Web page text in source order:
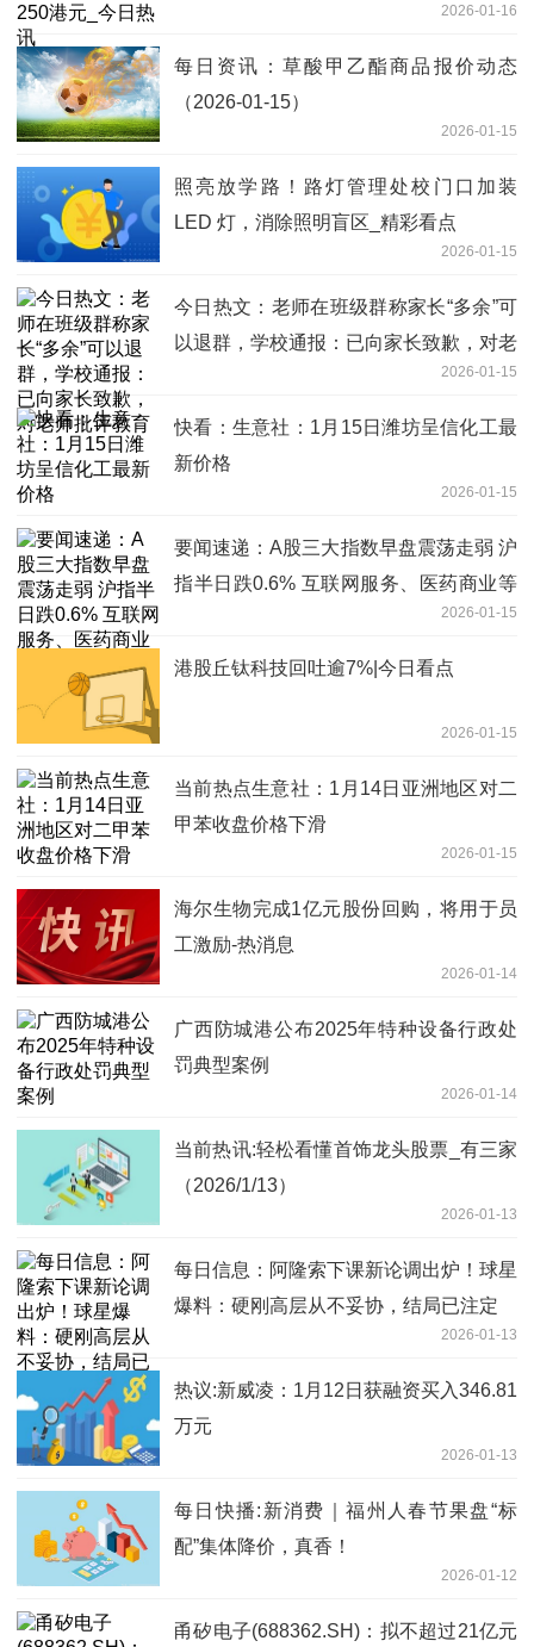
2026-01-16
每日资讯：草酸甲乙酯商品报价动态
（2026-01-15）
2026-01-15
照亮放学路！路灯管理处校门口加装
LED 灯，消除照明盲区_精彩看点
2026-01-15
今日热文：老师在班级群称家长“多余”可
以退群，学校通报：已向家长致歉，对老
2026-01-15
快看：生意社：1月15日潍坊呈信化工最
新价格
2026-01-15
要闻速递：A股三大指数早盘震荡走弱 沪
指半日跌0.6% 互联网服务、医药商业等
2026-01-15
港股丘钛科技回吐逾7%|今日看点
2026-01-15
当前热点生意社：1月14日亚洲地区对二
甲苯收盘价格下滑
2026-01-15
海尔生物完成1亿元股份回购，将用于员
工激励-热消息
2026-01-14
广西防城港公布2025年特种设备行政处
罚典型案例
2026-01-14
当前热讯:轻松看懂首饰龙头股票_有三家
（2026/1/13）
2026-01-13
每日信息：阿隆索下课新论调出炉！球星
爆料：硬刚高层从不妥协，结局已注定
2026-01-13
热议:新威凌：1月12日获融资买入346.81
万元
2026-01-13
每日快播:新消费｜福州人春节果盘“标
配”集体降价，真香！
2026-01-12
甬矽电子(688362.SH)：拟不超过21亿元